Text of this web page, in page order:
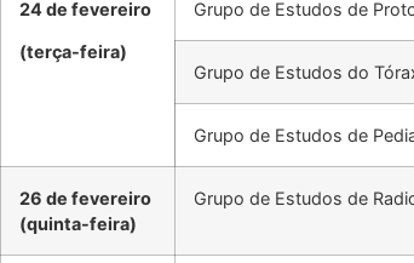
24 de fevereiro
(terça-feira)
Grupo de Estudos de
Grupo de Estudos do
Grupo de Estudos de
26 de fevereiro
(quinta-feira)
Grupo de Estudos de